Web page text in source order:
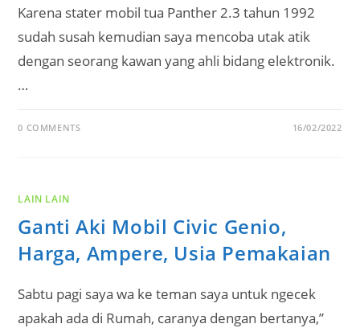
Karena stater mobil tua Panther 2.3 tahun 1992
sudah susah kemudian saya mencoba utak atik
dengan seorang kawan yang ahli bidang elektronik.
…
0 COMMENTS 16/02/2022
LAIN LAIN
Ganti Aki Mobil Civic Genio,
Harga, Ampere, Usia Pemakaian
Sabtu pagi saya wa ke teman saya untuk ngecek
apakah ada di Rumah, caranya dengan bertanya,”